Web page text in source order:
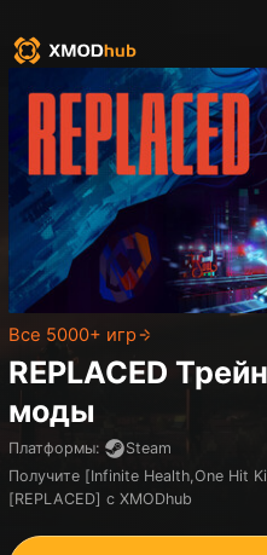
Все 5000+ игр
REPLACED
моды
Платформы:
Steam
Получите [Infinite Health,One Hit
[REPLACED] с XMODhub